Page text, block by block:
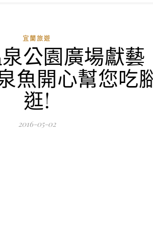
宜蘭旅遊
公園廣場獻
魚開心幫您吃
逛!
2016-05-02